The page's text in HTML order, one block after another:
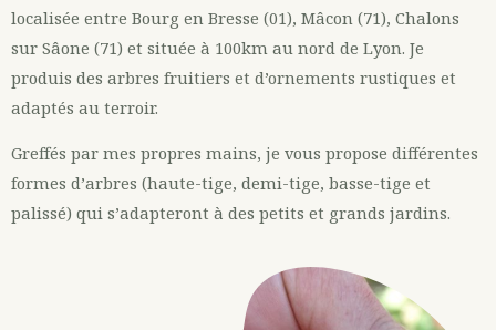
localisée entre Bourg en Bresse (01), Mâcon (71), Chalons
sur Sâone (71) et située à 100km au nord de Lyon. Je
produis des arbres fruitiers et d’ornements rustiques et
adaptés au terroir.
Greffés par mes propres mains, je vous propose différentes
formes d’arbres (haute-tige, demi-tige, basse-tige et
palissé) qui s’adapteront à des petits et grands jardins.